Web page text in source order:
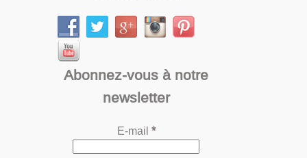
Abonnez-vous à notre
newsletter
E-mail *